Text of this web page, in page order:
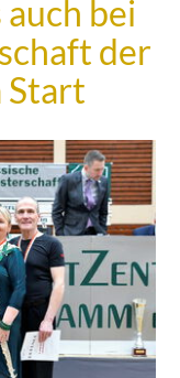
bei
der
Start